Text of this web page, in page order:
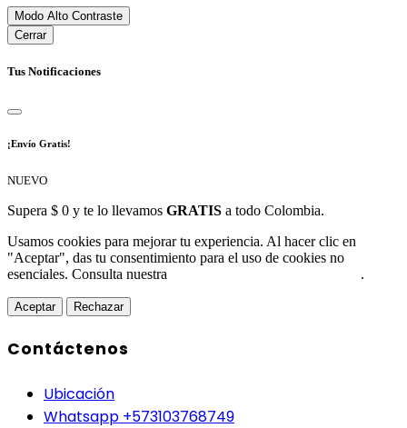
Modo Alto Contraste
Cerrar
Tus Notificaciones
¡Envío Gratis!
NUEVO
Supera $ 0 y te lo llevamos GRATIS a todo Colombia.
Usamos cookies para mejorar tu experiencia. Al hacer clic en
"Aceptar", das tu consentimiento para el uso de cookies no
esenciales. Consulta nuestra
.
Aceptar Rechazar
Contáctenos
Ubicación
Whatsapp +573103768749